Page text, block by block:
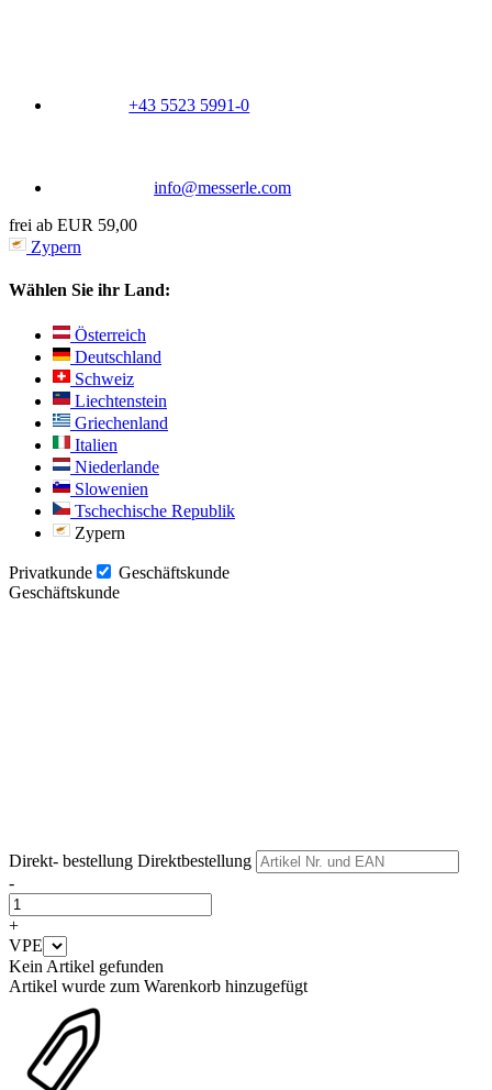
+43 5523 5991-0
info@messerle.com
frei ab EUR 59,00
Zypern
Wählen Sie ihr Land:
Österreich
Deutschland
Schweiz
Liechtenstein
Griechenland
Italien
Niederlande
Slowenien
Tschechische Republik
Zypern
Privatkunde
Geschäftskunde
Geschäftskunde
Direkt- bestellung Direktbestellung
-
+
VPE
Kein Artikel gefunden
Artikel wurde zum Warenkorb hinzugefügt